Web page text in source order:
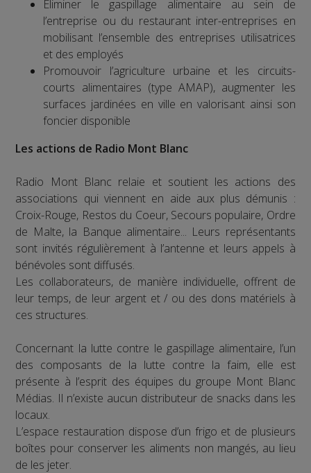
Éliminer le gaspillage alimentaire au sein de
l’entreprise ou du restaurant inter-entreprises en
mobilisant l’ensemble des entreprises utilisatrices
et des employés
Promouvoir l’agriculture urbaine et les circuits-
courts alimentaires (type AMAP), augmenter les
surfaces jardinées en ville en valorisant ainsi son
foncier disponible
Les actions de Radio Mont Blanc
Radio Mont Blanc relaie et soutient les actions des
associations qui viennent en aide aux plus démunis :
Croix-Rouge, Restos du Coeur, Secours populaire, Ordre
de Malte, la Banque alimentaire... Leurs représentants
sont invités régulièrement à l’antenne et leurs appels à
bénévoles sont diffusés.
Les collaborateurs, de manière individuelle, offrent de
leur temps, de leur argent et / ou des dons matériels à
ces structures.
Concernant la lutte contre le gaspillage alimentaire, l’un
des composants de la lutte contre la faim, elle est
présente à l’esprit des équipes du groupe Mont Blanc
Médias. Il n’existe aucun distributeur de snacks dans les
locaux.
L’espace restauration dispose d’un frigo et de plusieurs
boîtes pour conserver les aliments non mangés, au lieu
de les jeter.